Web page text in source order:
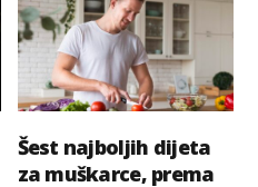
Šest najboljih dijeta
za muškarce, prema